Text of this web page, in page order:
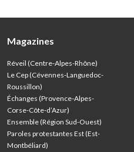
Magazines
Réveil (Centre-Alpes-Rhône)
Le Cep (Cévennes-Languedoc-
Roussillon)
Échanges (Provence-Alpes-
Corse-Côte-d’Azur)
Ensemble (Région Sud-Ouest)
Paroles protestantes Est (Est-
Montbéliard)